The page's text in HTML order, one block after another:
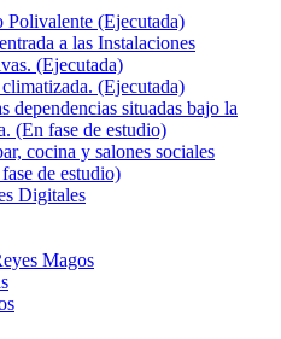
Polivalente (Ejecutada)
a las Instalaciones
(Ejecutada)
(Ejecutada)
dependencias situadas bajo la
(En fase de estudio)
cocina y salones sociales
de estudio)
Digitales
Magos